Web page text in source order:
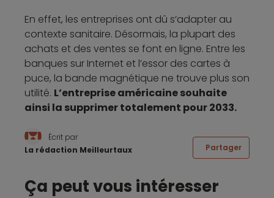
En effet, les entreprises ont dû s’adapter au
contexte sanitaire. Désormais, la plupart des
achats et des ventes se font en ligne. Entre les
banques sur Internet et l’essor des cartes à
puce, la bande magnétique ne trouve plus son
utilité. L’entreprise américaine souhaite
ainsi la supprimer totalement pour 2033.
Écrit par
La rédaction Meilleurtaux
Partager
Ça peut vous intéresser